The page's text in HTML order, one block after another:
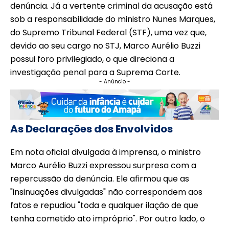
denúncia. Já a vertente criminal da acusação está
sob a responsabilidade do ministro Nunes Marques,
do Supremo Tribunal Federal (STF), uma vez que,
devido ao seu cargo no STJ, Marco Aurélio Buzzi
possui foro privilegiado, o que direciona a
investigação penal para a Suprema Corte.
- Anúncio -
As Declarações dos Envolvidos
Em nota oficial divulgada à imprensa, o ministro
Marco Aurélio Buzzi expressou surpresa com a
repercussão da denúncia. Ele afirmou que as
"insinuações divulgadas" não correspondem aos
fatos e repudiou "toda e qualquer ilação de que
tenha cometido ato impróprio". Por outro lado, o